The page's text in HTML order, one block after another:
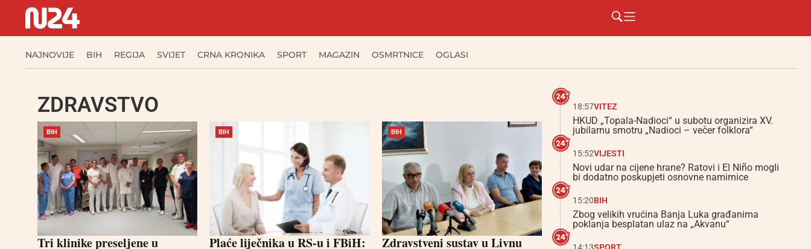
NAJNOVIJE BIH REGIJA SVIJET CRNA KRONIKA SPORT MAGAZIN OSMRTNICE OGLASI
ZDRAVSTVO
BIH
Tri klinike preseljene u
BIH
Plaće liječnika u RS-u i FBiH:
BIH
Zdravstveni sustav u Livnu
18:57VITEZ
HKUD „Topala-Nadioci“ u subotu organizira XV.
jubilarnu smotru „Nadioci – večer folklora“
15:52VIJESTI
Novi udar na cijene hrane? Ratovi i El Niño mogli
bi dodatno poskupjeti osnovne namirnice
15:20BIH
Zbog velikih vrućina Banja Luka građanima
poklanja besplatan ulaz na „Akvanu“